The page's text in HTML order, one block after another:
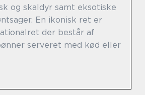
og skaldyr samt eksotiske
En ikonisk ret er
der består af
serveret med kød eller